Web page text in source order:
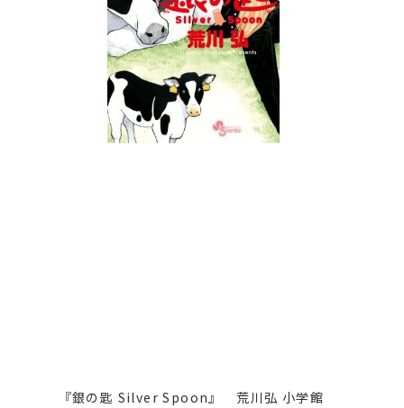
『銀の匙 Silver Spoon』 荒川弘 小学館